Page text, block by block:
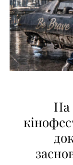
На